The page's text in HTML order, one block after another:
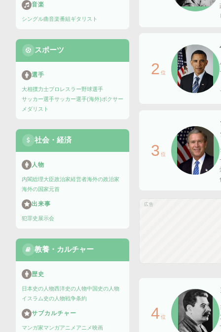
音楽
シングル曲音楽番組ギタリスト
スポーツ
選手
大相撲力士プロレスラー野球選手
サッカー選手サッカー選手(海外)ボクサー
メダリスト
社会・経済
人物
内閣総理大臣政治家経営者海外の政治家
海外の国家元首
出来事
犯罪史 展示会
教養・カルチャー
歴史
日本史の人物西洋史の人物中国史の人物
イスラム史の人物戦争条約
サブカルチャー
マンガ家マンガアニメ アニメ映画
2 位
3 位
広告
4 位